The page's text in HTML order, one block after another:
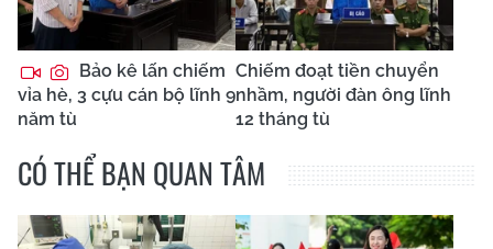
Bảo kê lấn chiếm
vỉa hè, 3 cựu cán bộ lĩnh 9
năm tù
Chiếm đoạt tiền chuyển
nhầm, người đàn ông lĩnh
12 tháng tù
CÓ THỂ BẠN QUAN TÂM